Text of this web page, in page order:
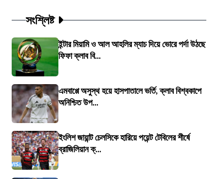
সংশ্লিষ্ট
ইন্টার মিয়ামি ও আল আহলির ম্যাচ দিয়ে ভোরে পর্দা উঠছে
ফিফা ক্লাব বি...
এমবাপ্পে অসুস্থ হয়ে হাসপাতালে ভর্তি, ক্লাব বিশ্বকাপে
অনিশ্চিত উপ...
ইংলিশ জায়ান্ট চেলসিকে হারিয়ে পয়েন্ট টেবিলের শীর্ষে
ব্রাজিলিয়ান ক্...